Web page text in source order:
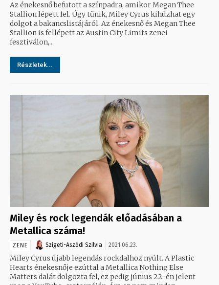
Az énekesnő befutott a színpadra, amikor Megan Thee
Stallion lépett fel. Úgy tűnik, Miley Cyrus kihúzhat egy
dolgot a bakancslistájáról. Az énekesnő és Megan Thee
Stallion is fellépett az Austin City Limits zenei
fesztiválon,...
Részletek...
Miley és rock legendák előadásában a
Metallica száma!
ZENE Szigeti-Aszódi Szilvia 2021.06.23.
Miley Cyrus újabb legendás rockdalhoz nyúlt. A Plastic
Hearts énekesnője ezúttal a Metallica Nothing Else
Matters dalát dolgozta fel, ez pedig június 22-én jelent